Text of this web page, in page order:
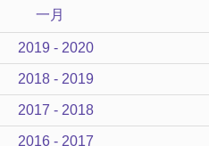
一月
2019 - 2020
2018 - 2019
2017 - 2018
2016 - 2017